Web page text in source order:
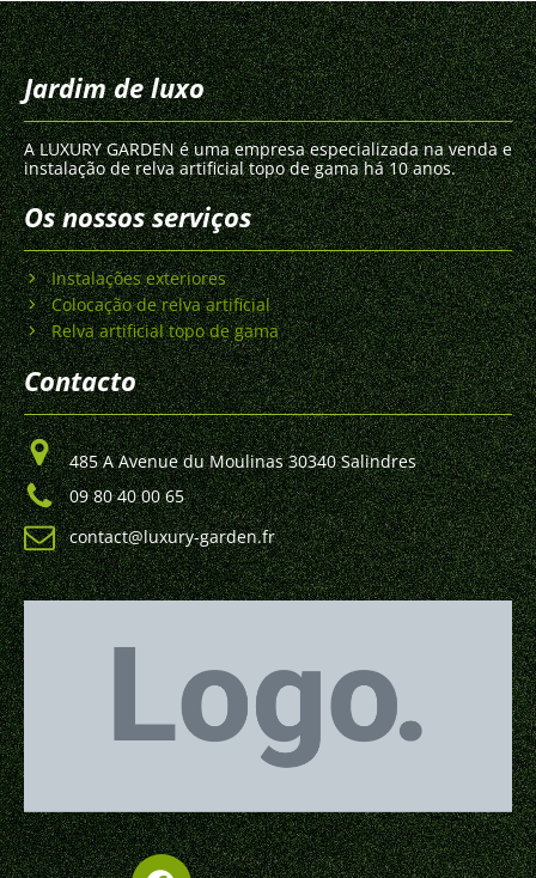
Jardim de luxo
A LUXURY GARDEN é uma empresa especializada na venda e
instalação de relva artificial topo de gama há 10 anos.
Os nossos serviços
Instalações exteriores
Colocação de relva artificial
Relva artificial topo de gama
Contacto
485 A Avenue du Moulinas 30340 Salindres
09 80 40 00 65
contact@luxury-garden.fr